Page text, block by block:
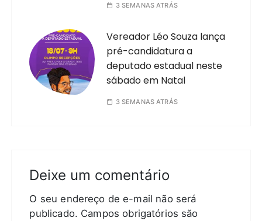
3 SEMANAS ATRÁS
Vereador Léo Souza lança
pré-candidatura a
deputado estadual neste
sábado em Natal
3 SEMANAS ATRÁS
Deixe um comentário
O seu endereço de e-mail não será
publicado. Campos obrigatórios são